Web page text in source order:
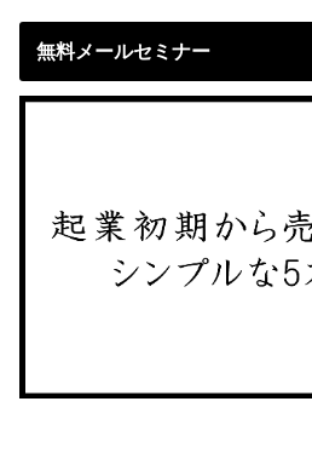
無料メールセミナー